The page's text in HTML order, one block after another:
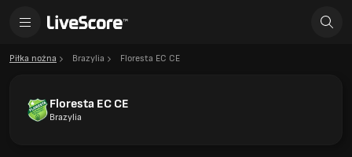
Piłka nożna Brazylia Floresta EC CE
Floresta EC CE
Brazylia